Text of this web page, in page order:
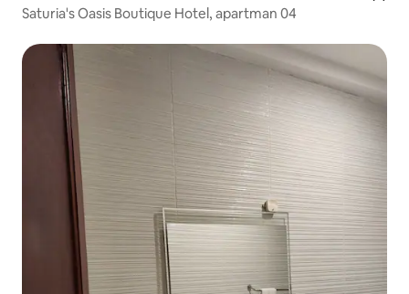
Saturia's Oasis Boutique Hotel, apartman 04